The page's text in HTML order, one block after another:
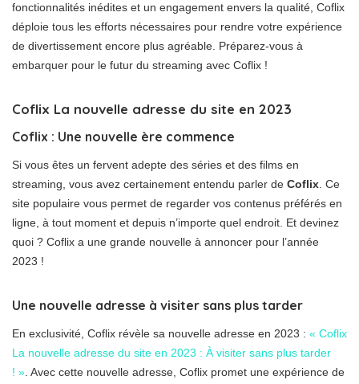
fonctionnalités inédites et un engagement envers la qualité, Coflix
déploie tous les efforts nécessaires pour rendre votre expérience
de divertissement encore plus agréable. Préparez-vous à
embarquer pour le futur du streaming avec Coflix !
Coflix La nouvelle adresse du site en 2023
Coflix : Une nouvelle ère commence
Si vous êtes un fervent adepte des séries et des films en
streaming, vous avez certainement entendu parler de Coflix . Ce
site populaire vous permet de regarder vos contenus préférés en
ligne, à tout moment et depuis n’importe quel endroit. Et devinez
quoi ? Coflix a une grande nouvelle à annoncer pour l’année
2023 !
Une nouvelle adresse à visiter sans plus tarder
En exclusivité, Coflix révèle sa nouvelle adresse en 2023 : « Coflix
La nouvelle adresse du site en 2023 : À visiter sans plus tarder
! » . Avec cette nouvelle adresse, Coflix promet une expérience de